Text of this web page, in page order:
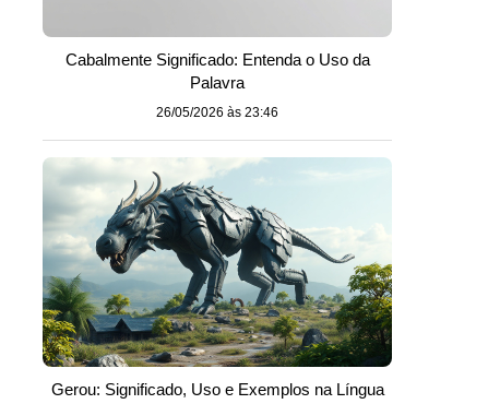
Cabalmente Significado: Entenda o Uso da
Palavra
26/05/2026 às 23:46
Gerou: Significado, Uso e Exemplos na Língua